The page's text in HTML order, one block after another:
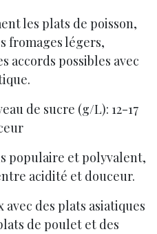
les plats de poisson,
fromages légers,
accords possibles avec
de sucre (g/L): 12-17
populaire et polyvalent,
acidité et douceur.
des plats asiatiques
de poulet et des